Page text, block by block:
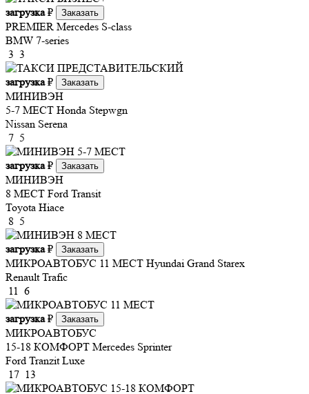
загрузка₽ Заказать
PREMIER Mercedes S-class
BMW 7-series
3 3
загрузка₽ Заказать
МИНИВЭН
5-7 МЕСТ Honda Stepwgn
Nissan Serena
7 5
загрузка₽ Заказать
МИНИВЭН
8 МЕСТ Ford Transit
Toyota Hiace
8 5
загрузка₽ Заказать
МИКРОАВТОБУС 11 МЕСТ Hyundai Grand Starex
Renault Trafic
11 6
загрузка₽ Заказать
МИКРОАВТОБУС
15-18 КОМФОРТ Mercedes Sprinter
Ford Tranzit Luxe
17 13